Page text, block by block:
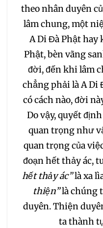
theo nhân duyên
lâm chung, một
A Di Đà Phật hay
Phật, bèn vãng
đời, đến khi lâm
chẳng phải là A Di
có cách nào, đời
Do vậy, quyết
quan trọng như
quan trọng của
đoạn hết thảy ác,
hết thảy ác”là xa
thiện”là chúng
duyên. Thiện
ta thành